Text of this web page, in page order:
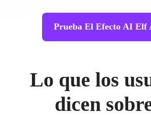
Prueba El Efecto AI Elf
Lo que los
dicen